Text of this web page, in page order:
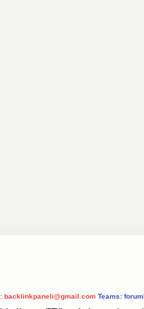
backlinkpaneli@gmail.com Teams: